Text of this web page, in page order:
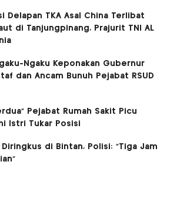
Delapan TKA Asal China Terlibat
di Tanjungpinang, Prajurit TNI AL
Ngaku Keponakan Gubernur
dan Ancam Bunuh Pejabat RSUD
Pejabat Rumah Sakit Picu
Istri Tukar Posisi
di Bintan, Polisi: “Tiga Jam